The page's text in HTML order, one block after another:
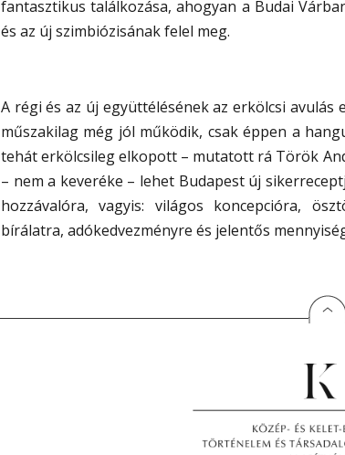
fantasztikus találkozása, ahogyan a Budai
és az új szimbiózisának felel meg.
A régi és az új együttélésének az erkölcsi avulás
műszakilag még jól működik, csak éppen a
tehát erkölcsileg elkopott – mutatott rá Török
– nem a keveréke – lehet Budapest új
hozzávalóra, vagyis: világos koncepcióra,
bírálatra, adókedvezményre és jelentős